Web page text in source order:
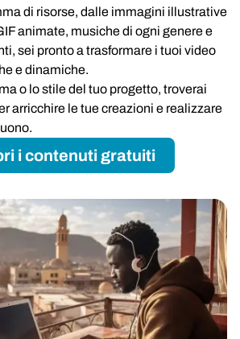
di risorse, dalle immagini illustrative
animate, musiche di ogni genere e
sei pronto a trasformare i tuoi video
e dinamiche.
o lo stile del tuo progetto, troverai
arricchire le tue creazioni e realizzare
i contenuti gratuiti